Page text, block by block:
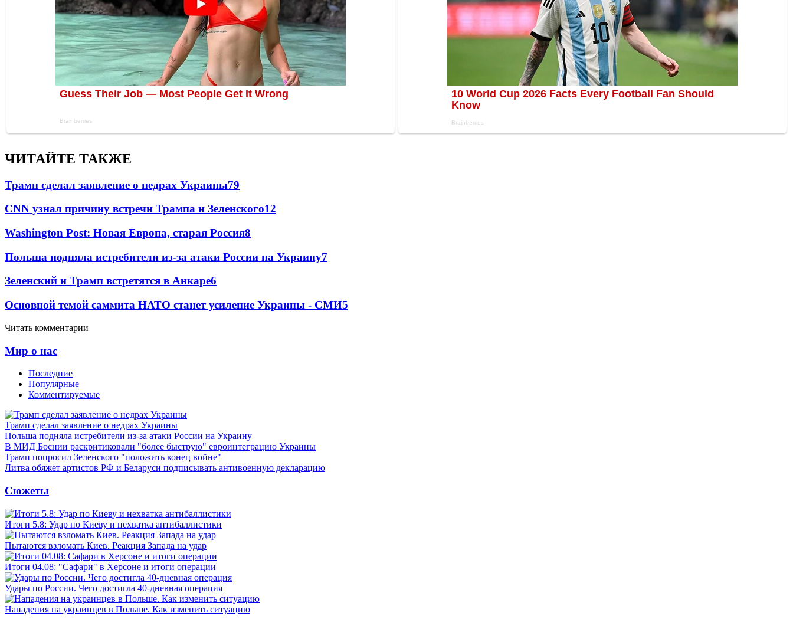
ЧИТАЙТЕ ТАКЖЕ
Трамп сделал заявление о недрах Украины79
CNN узнал причину встречи Трампа и Зеленского12
Washington Post: Новая Европа, старая Россия8
Польша подняла истребители из-за атаки России на Украину7
Зеленский и Трамп встретятся в Анкаре6
Основной темой саммита НАТО станет усиление Украины - СМИ5
Читать комментарии
Мир о нас
Последние
Популярные
Комментируемые
Трамп сделал заявление о недрах Украины
Польша подняла истребители из-за атаки России на Украину
В МИД Боснии раскритиковали "более быструю" евроинтеграцию Украины
Трамп попросил Зеленского "положить конец войне"
Литва обяжет артистов РФ и Беларуси подписывать антивоенную декларацию
Сюжеты
Итоги 5.8: Удар по Киеву и нехватка антибаллистики
Пытаются взломать Киев. Реакция Запада на удар
Итоги 04.08: "Сафари" в Херсоне и итоги операции
Удары по России. Чего достигла 40-дневная операция
Нападения на украинцев в Польше. Как изменить ситуацию